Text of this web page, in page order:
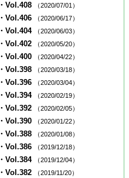
・Vol.408 （2020/07/01）
・Vol.406 （2020/06/17）
・Vol.404 （2020/06/03）
・Vol.402 （2020/05/20）
・Vol.400 （2020/04/22）
・Vol.398 （2020/03/18）
・Vol.396 （2020/03/04）
・Vol.394 （2020/02/19）
・Vol.392 （2020/02/05）
・Vol.390 （2020/01/22）
・Vol.388 （2020/01/08）
・Vol.386 （2019/12/18）
・Vol.384 （2019/12/04）
・Vol.382 （2019/11/20）